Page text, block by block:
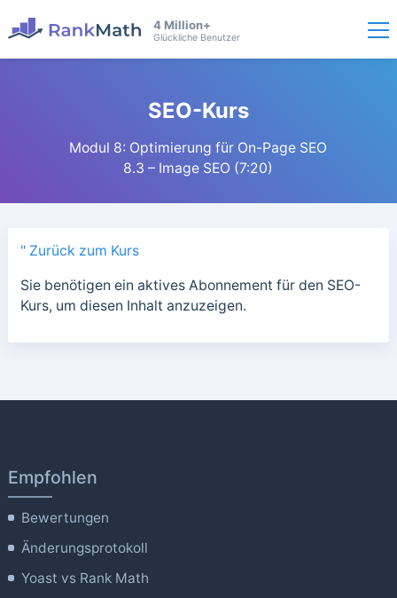
4 Million+
Glückliche Benutzer
SEO-Kurs
Modul 8: Optimierung für On-Page SEO
8.3 – Image SEO (7:20)
" Zurück zum Kurs
Sie benötigen ein aktives Abonnement für den SEO-
Kurs, um diesen Inhalt anzuzeigen.
Empfohlen
Bewertungen
Änderungsprotokoll
Yoast vs Rank Math